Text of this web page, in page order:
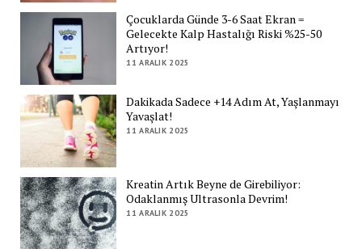
Çocuklarda Günde 3-6 Saat Ekran =
Gelecekte Kalp Hastalığı Riski %25-50
Artıyor!
11 ARALIK 2025
Dakikada Sadece +14 Adım At, Yaşlanmayı
Yavaşlat!
11 ARALIK 2025
Kreatin Artık Beyne de Girebiliyor:
Odaklanmış Ultrasonla Devrim!
11 ARALIK 2025